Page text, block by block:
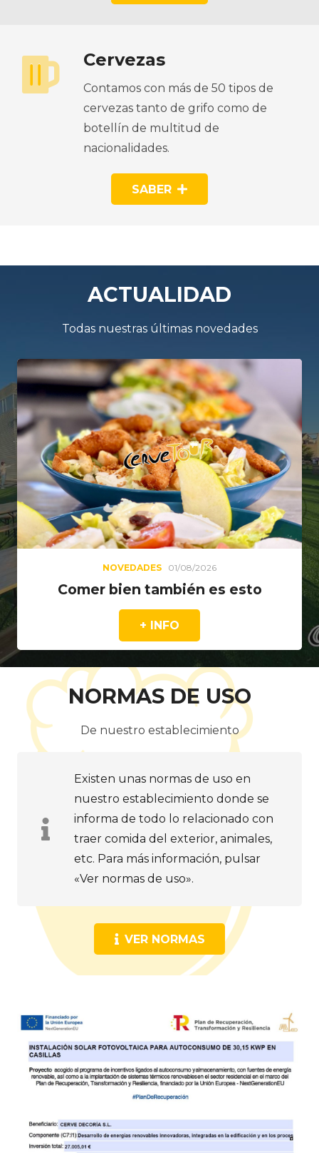
Cervezas
Contamos con más de 50 tipos de
cervezas tanto de grifo como de
botellín de multitud de
nacionalidades.
SABER
ACTUALIDAD
Todas nuestras últimas novedades
NOVEDADES 01/08/2026
Comer bien también es esto
+ INFO
NORMAS DE USO
De nuestro establecimiento
Existen unas normas de uso en
nuestro establecimiento donde se
informa de todo lo relacionado con
traer comida del exterior, animales,
etc. Para más información, pulsar
«Ver normas de uso».
VER NORMAS